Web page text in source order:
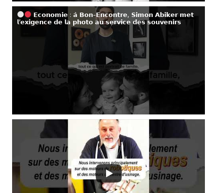
𝗘𝗰𝗼𝗻𝗼𝗺𝗶𝗲 : 𝗮̀ 𝗕𝗼𝗻-𝗘𝗻𝗰𝗼𝗻𝘁𝗿𝗲, 𝗦𝗶𝗺𝗼𝗻 𝗔𝗯𝗶𝗸𝗲𝗿 𝗺𝗲𝘁
𝗹’𝗲𝘅𝗶𝗴𝗲𝗻𝗰𝗲 𝗱𝗲 𝗹𝗮 𝗽𝗵𝗼𝘁𝗼 𝗮𝘂 𝘀𝗲𝗿𝘃𝗶𝗰𝗲 𝗱𝗲𝘀 𝘀𝗼𝘂𝘃𝗲𝗻𝗶𝗿𝘀